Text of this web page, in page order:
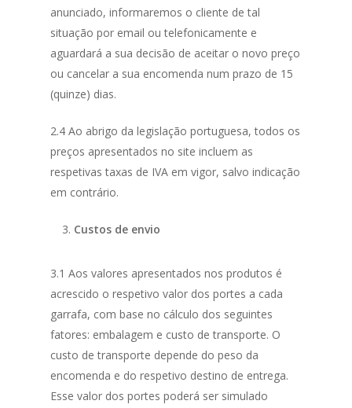
anunciado, informaremos o cliente de tal
situação por email ou telefonicamente e
aguardará a sua decisão de aceitar o novo preço
ou cancelar a sua encomenda num prazo de 15
(quinze) dias.
2.4 Ao abrigo da legislação portuguesa, todos os
preços apresentados no site incluem as
respetivas taxas de IVA em vigor, salvo indicação
em contrário.
Custos de envio
3.1 Aos valores apresentados nos produtos é
acrescido o respetivo valor dos portes a cada
garrafa, com base no cálculo dos seguintes
fatores: embalagem e custo de transporte. O
custo de transporte depende do peso da
encomenda e do respetivo destino de entrega.
Esse valor dos portes poderá ser simulado